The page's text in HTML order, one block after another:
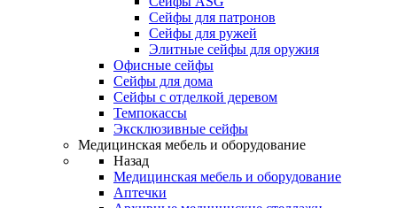
Сейфы для патронов
Сейфы для ружей
Элитные сейфы для оружия
Офисные сейфы
Сейфы для дома
Сейфы с отделкой деревом
Темпокассы
Эксклюзивные сейфы
Медицинская мебель и оборудование
Назад
Медицинская мебель и оборудование
Аптечки